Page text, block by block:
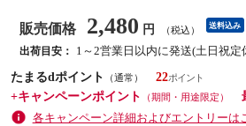
販売価格 2,480 円 （税込） 送料込み
出荷目安：
1～2営業日以内に発送(土日祝定
たまるdポイント
（通常）
22
+キャンペーンポイント
（期間・用途限定）
各キャンペーン詳細およびエントリーは